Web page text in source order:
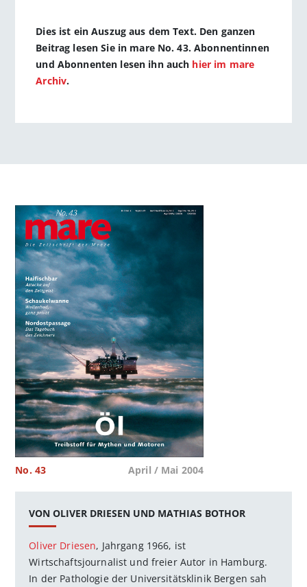
Dies ist ein Auszug aus dem Text. Den ganzen
Beitrag lesen Sie in mare No. 43. Abonnentinnen
und Abonnenten lesen ihn auch hier im mare
Archiv.
No. 43 April / Mai 2004
VON OLIVER DRIESEN UND MATHIAS BOTHOR
Oliver Driesen, Jahrgang 1966, ist
Wirtschaftsjournalist und freier Autor in Hamburg.
In der Pathologie der Universitätsklinik Bergen sah